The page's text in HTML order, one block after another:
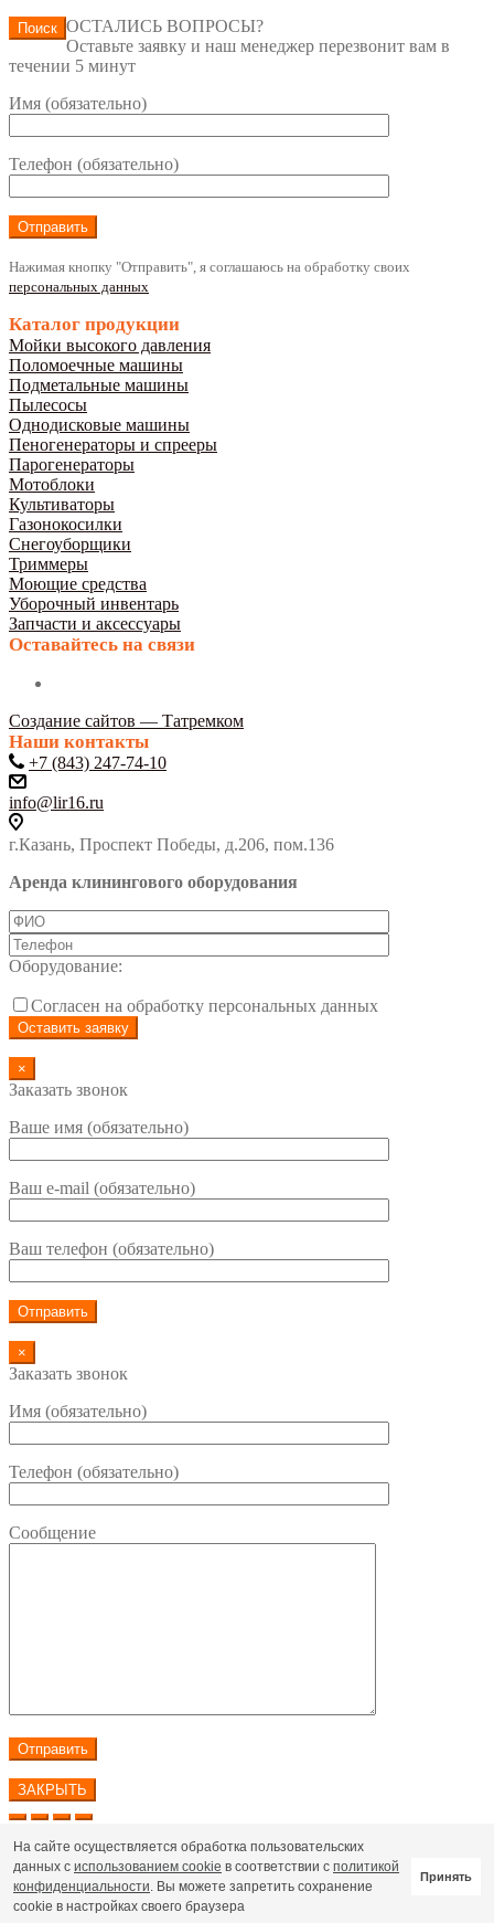
Поиск ОСТАЛИСЬ ВОПРОСЫ?
Оставьте заявку и наш менеджер перезвонит вам в
течении 5 минут
Имя (обязательно)
Телефон (обязательно)
Нажимая кнопку "Отправить", я соглашаюсь на обработку своих
персональных данных
Каталог продукции
Мойки высокого давления
Поломоечные машины
Подметальные машины
Пылесосы
Однодисковые машины
Пеногенераторы и спрееры
Парогенераторы
Мотоблоки
Культиваторы
Газонокосилки
Снегоуборщики
Триммеры
Моющие средства
Уборочный инвентарь
Запчасти и аксессуары
Оставайтесь на связи
Создание сайтов — Татремком
Наши контакты
+7 (843) 247-74-10
info@lir16.ru
г.Казань, Проспект Победы, д.206, пом.136
Аренда клинингового оборудования
Оборудование:
Согласен на обработку персональных данных
×
Заказать звонок
Ваше имя (обязательно)
Ваш e-mail (обязательно)
Ваш телефон (обязательно)
×
Заказать звонок
Имя (обязательно)
Телефон (обязательно)
Сообщение
ЗАКРЫТЬ
© 2026 ООО ЛИР
Пользовательское соглашение
Политика обработки персональных данных
Напишите нам
На сайте осуществляется обработка пользовательских
данных с использованием cookie в соответствии с политикой
конфиденциальности. Вы можете запретить сохранение
cookie в настройках своего браузера
Принять